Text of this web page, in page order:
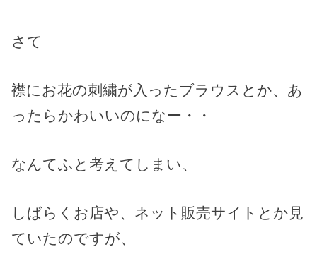
さて
襟にお花の刺繍が入ったブラウスとか、あ
ったらかわいいのになー・・
なんてふと考えてしまい、
しばらくお店や、ネット販売サイトとか見
ていたのですが、